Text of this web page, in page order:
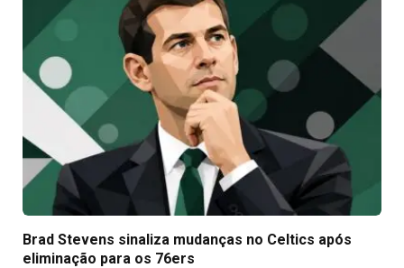
Brad Stevens sinaliza mudanças no Celtics após
eliminação para os 76ers